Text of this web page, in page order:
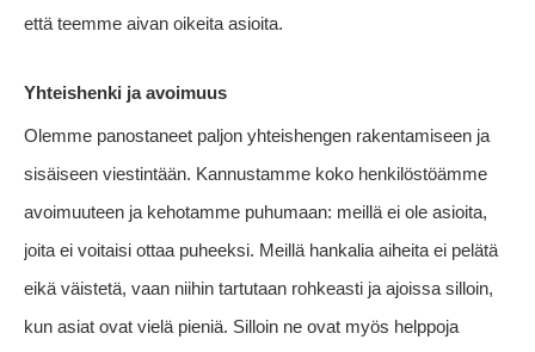
että teemme aivan oikeita asioita.
Yhteishenki ja avoimuus
Olemme panostaneet paljon yhteishengen rakentamiseen ja
sisäiseen viestintään. Kannustamme koko henkilöstöämme
avoimuuteen ja kehotamme puhumaan: meillä ei ole asioita,
joita ei voitaisi ottaa puheeksi. Meillä hankalia aiheita ei pelätä
eikä väistetä, vaan niihin tartutaan rohkeasti ja ajoissa silloin,
kun asiat ovat vielä pieniä. Silloin ne ovat myös helppoja